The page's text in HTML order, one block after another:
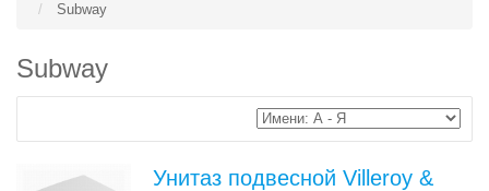
Subway
Subway
Унитаз подвесной Villeroy &